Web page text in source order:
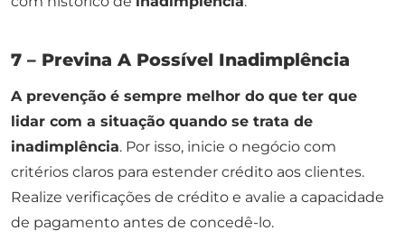
7 – Previna A Possível Inadimplência
A prevenção é sempre melhor do que ter que
lidar com a situação quando se trata de
inadimplência. Por isso, inicie o negócio com
critérios claros para estender crédito aos clientes.
Realize verificações de crédito e avalie a capacidade
de pagamento antes de concedê-lo.